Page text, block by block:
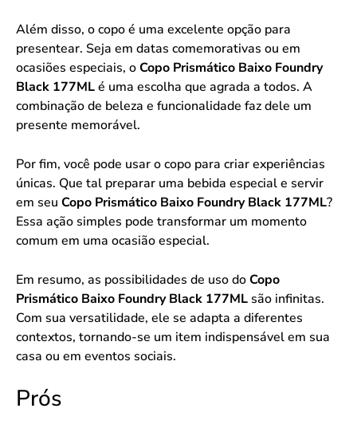
Além disso, o copo é uma excelente opção para
presentear. Seja em datas comemorativas ou em
ocasiões especiais, oCopo Prismático Baixo Foundry
Black 177MLé uma escolha que agrada a todos. A
combinação de beleza e funcionalidade faz dele um
presente memorável.
Por fim, você pode usar o copo para criar experiências
únicas. Que tal preparar uma bebida especial e servir
em seu Copo Prismático Baixo Foundry Black 177ML?
Essa ação simples pode transformar um momento
comum em uma ocasião especial.
Em resumo, as possibilidades de uso doCopo
Prismático Baixo Foundry Black 177ML são infinitas.
Com sua versatilidade, ele se adapta a diferentes
contextos, tornando-se um item indispensável em sua
casa ou em eventos sociais.
Prós